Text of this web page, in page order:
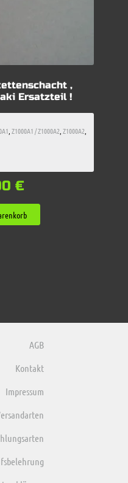
,
Ersatzteil !
,Z1000A1 / Z1000A2 ,Z1000A2
€
AGB
Kontakt
Impressum